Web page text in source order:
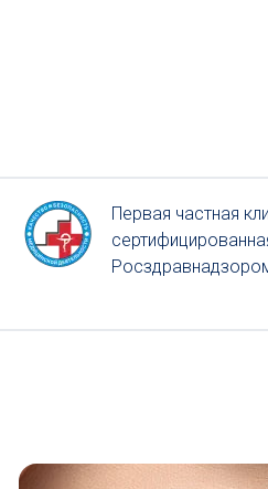
Первая частная